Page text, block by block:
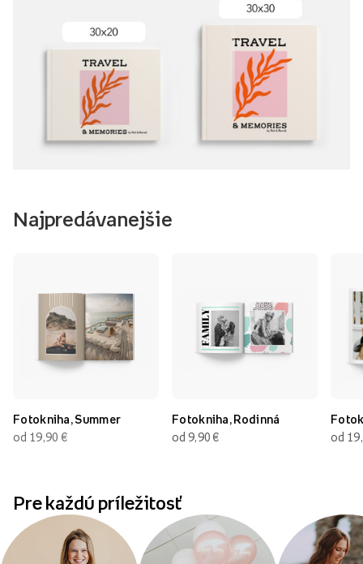
Najpredávanejšie
Fotokniha, Summer
od 19,90 €
Fotokniha, Rodinná
od 9,90 €
od
Pre každú príležitosť